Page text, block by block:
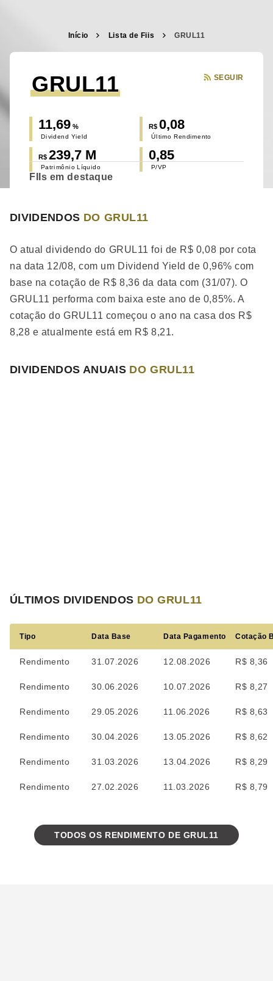
Início Lista de Fiis GRUL11
GRUL11 SEGUIR
11,69 %
Dividend Yield
R$ 0,08
Último Rendimento
R$ 239,7 M
Patrimônio Líquido
0,85
P/VP
FIIs em destaque
DIVIDENDOS DO GRUL11
O atual dividendo do GRUL11 foi de R$ 0,08 por cota
na data 12/08, com um Dividend Yield de 0,96% com
base na cotação de R$ 8,36 da data com (31/07). O
GRUL11 performa com baixa este ano de 0,85%. A
cotação do GRUL11 começou o ano na casa dos R$
8,28 e atualmente está em R$ 8,21.
DIVIDENDOS ANUAIS DO GRUL11
ÚLTIMOS DIVIDENDOS DO GRUL11
Tipo Data Base Data Pagamento Cotação
Rendimento 31.07.2026 12.08.2026 R$ 8,36
Rendimento 30.06.2026 10.07.2026 R$ 8,27
Rendimento 29.05.2026 11.06.2026 R$ 8,63
Rendimento 30.04.2026 13.05.2026 R$ 8,62
Rendimento 31.03.2026 13.04.2026 R$ 8,29
Rendimento 27.02.2026 11.03.2026 R$ 8,79
TODOS OS RENDIMENTO DE GRUL11